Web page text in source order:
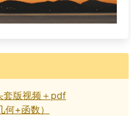
套版视频＋pdf
+函数）